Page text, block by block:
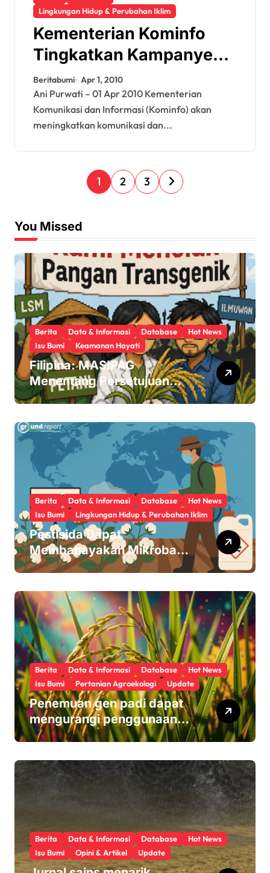
Lingkungan Hidup & Perubahan Iklim
Kementerian Kominfo
Tingkatkan Kampanye
Isu Lingkungan Hidup
Beritabumi Apr 1, 2010
Ani Purwati – 01 Apr 2010 Kementerian
Komunikasi dan Informasi (Kominfo) akan
meningkatkan komunikasi dan...
P
t
s
p
a
g
i
n
a
o
n
1 2 3
You Missed
Berita Data & Informasi Database
Hot News
Isu Bumi
Keamanan Hayati
Filipina: MASIPAG
Menentang Persetujuan
Beras Transgenik
Berita Data & Informasi Database
Hot News
Isu Bumi
Lingkungan Hidup & Perubahan Iklim
Pestisida Dapat
Membahayakan Mikroba
Usus Kita
Berita Data & Informasi Database
Hot News
Isu Bumi
Pertanian Agroekologi Update
Penemuan gen padi dapat
mengurangi penggunaan
pupuk sekaligus melindungi
Berita Data & Informasi Database
Hot News
Isu Bumi
Opini & Artikel Update